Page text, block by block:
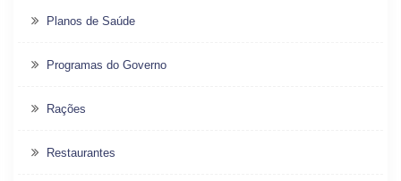
Planos de Saúde
Programas do Governo
Rações
Restaurantes